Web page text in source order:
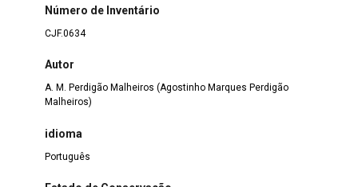
Número de Inventário
CJF.0634
Autor
A. M. Perdigão Malheiros (Agostinho Marques Perdigão
Malheiros)
idioma
Português